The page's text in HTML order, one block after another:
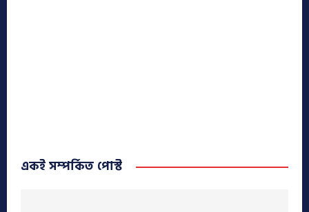
একই সম্পর্কিত পোস্ট